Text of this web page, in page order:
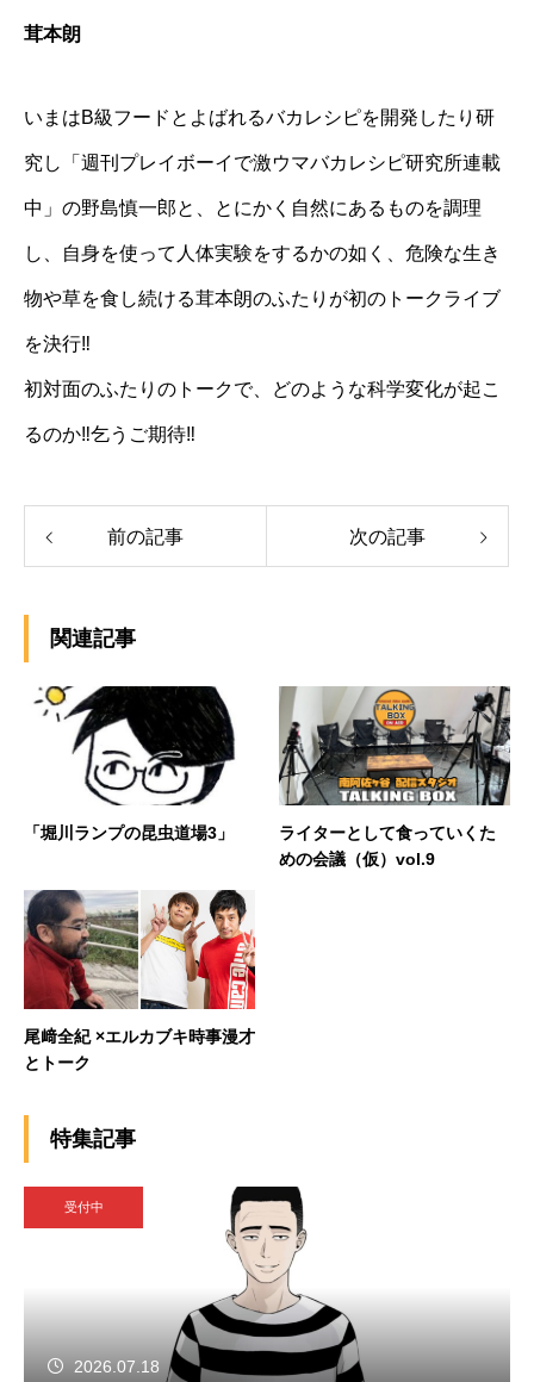
茸本朗
いまはB級フードとよばれるバカレシピを開発したり研
究し「週刊プレイボーイで激ウマバカレシピ研究所連載
中」の野島慎一郎と、とにかく自然にあるものを調理
し、自身を使って人体実験をするかの如く、危険な生き
物や草を食し続ける茸本朗のふたりが初のトークライブ
を決行‼︎
初対面のふたりのトークで、どのような科学変化が起こ
るのか‼︎乞うご期待‼︎
前の記事 次の記事
関連記事
「堀川ランプの昆虫道場3」
ライターとして食っていくた
めの会議（仮）vol.9
尾﨑全紀 ×エルカブキ時事漫才
とトーク
特集記事
受付中
2026.07.18